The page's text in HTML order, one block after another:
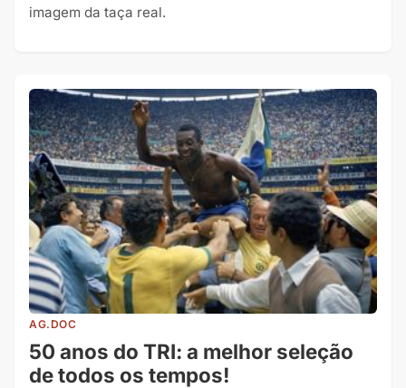
imagem da taça real.
AG.DOC
50 anos do TRI: a melhor seleção
de todos os tempos!